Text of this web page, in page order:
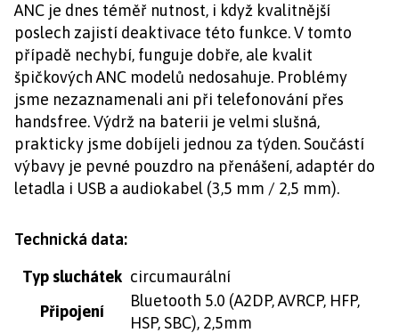
ANC je dnes téměř nutnost, i když kvalitnější
poslech zajistí deaktivace této funkce. V tomto
případě nechybí, funguje dobře, ale kvalit
špičkových ANC modelů nedosahuje. Problémy
jsme nezaznamenali ani při telefonování přes
handsfree. Výdrž na baterii je velmi slušná,
prakticky jsme dobíjeli jednou za týden. Součástí
výbavy je pevné pouzdro na přenášení, adaptér do
letadla i USB a audiokabel (3,5 mm / 2,5 mm).
Technická data:
Typ sluchátek circumaurální
Připojení
Bluetooth 5.0 (A2DP, AVRCP, HFP,
HSP, SBC), 2,5mm